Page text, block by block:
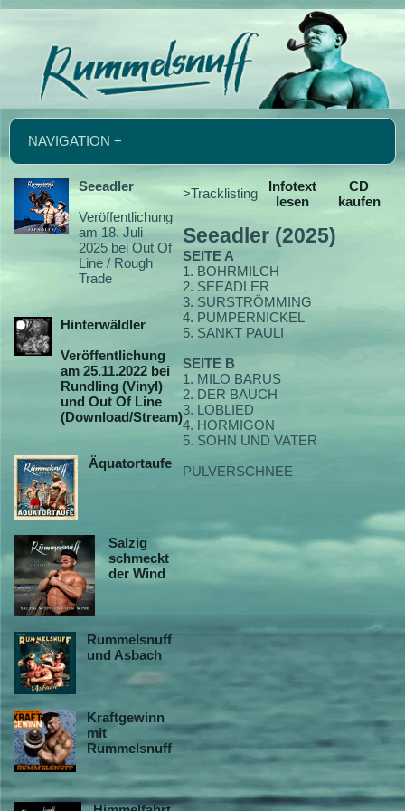
NAVIGATION +
Seeadler
Veröffentlichung
am 18. Juli
2025 bei Out Of
Line / Rough
Trade
Hinterwäldler
Veröffentlichung
am 25.11.2022 bei
Rundling (Vinyl)
und Out Of Line
(Download/Stream)
Äquatortaufe
Salzig
schmeckt
der Wind
Rummelsnuff
und Asbach
Kraftgewinn
mit
Rummelsnuff
>Tracklisting
Infotext
lesen
CD
kaufen
Seeadler (2025)
SEITE A
1. BOHRMILCH
2. SEEADLER
3. SURSTRÖMMING
4. PUMPERNICKEL
5. SANKT PAULI
SEITE B
1. MILO BARUS
2. DER BAUCH
3. LOBLIED
4. HORMIGON
5. SOHN UND VATER
PULVERSCHNEE